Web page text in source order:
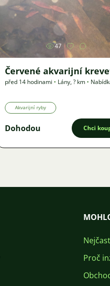
Obrázek
47
Červené akvarijní
před 14 hodinami • Lány,? km •
Akvarijní ryby
Dohodou Chci
Proč